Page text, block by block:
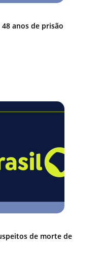
anos de prisão
de morte de